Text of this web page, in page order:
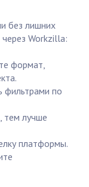
без лишних
Workzilla:
формат,
фильтрами по
тем лучше
платформы.